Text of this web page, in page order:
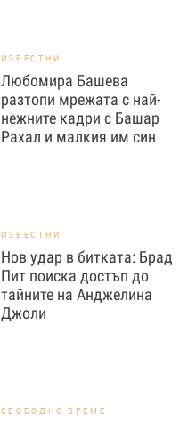
ИЗВЕСТНИ
Любомира Башева
разтопи мрежата с най-
нежните кадри с Башар
Рахал и малкия им син
ИЗВЕСТНИ
Нов удар в битката: Брад
Пит поиска достъп до
тайните на Анджелина
Джоли
СВОБОДНО ВРЕМЕ